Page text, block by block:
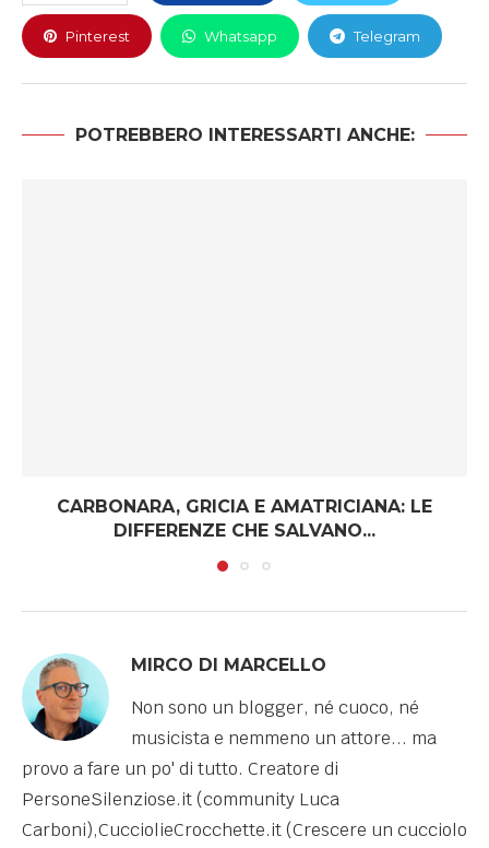
Pinterest Whatsapp Telegram
POTREBBERO INTERESSARTI ANCHE:
CARBONARA, GRICIA E AMATRICIANA: LE
DIFFERENZE CHE SALVANO...
MIRCO DI MARCELLO
Non sono un blogger, né cuoco, né
musicista e nemmeno un attore... ma
provo a fare un po' di tutto. Creatore di
PersoneSilenziose.it (community Luca
Carboni),CucciolieCrocchette.it (Crescere un cucciolo